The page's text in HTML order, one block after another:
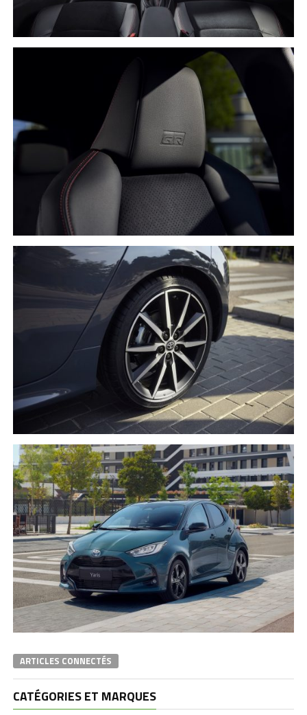
ARTICLES CONNECTÉS
CATÉGORIES ET MARQUES